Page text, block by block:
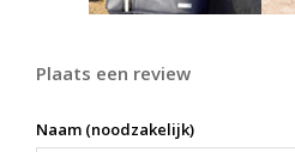
Plaats een review
Naam (noodzakelijk)